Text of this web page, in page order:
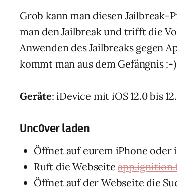
Grob kann man diesen
man den Jailbreak und trifft die
Anwenden des Jailbreaks gegen
kommt man aus dem Gefängnis :-)
Geräte: iDevice mit iOS 12.0 bis
Unc0ver laden
Öffnet auf eurem iPhone oder
Ruft die Webseite
Öffnet auf der Webseite die